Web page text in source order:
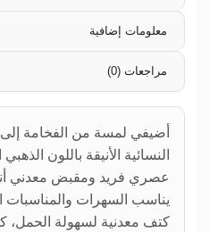
معلومات إضافية
مراجعات (0)
أضيفي لمسة من الفخامة إلى
النسائية الأنيقة باللون
عصري فريد ومقبض معدني
يناسب السهرات
كتف معدنية لسهولة الحمل،